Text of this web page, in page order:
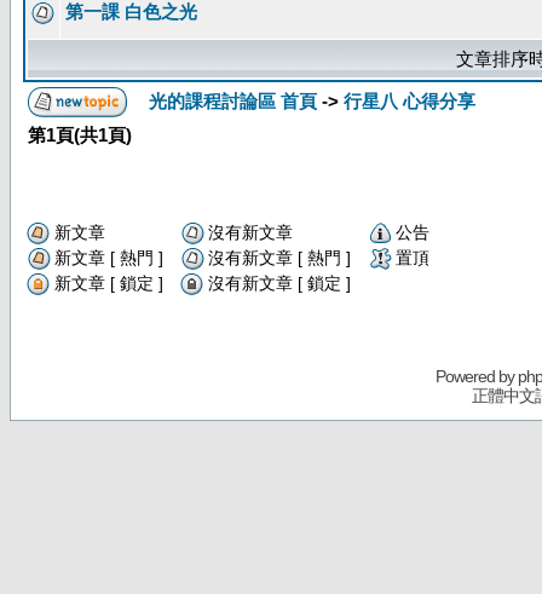
第一課 白色之光
文章排序
光的課程討論區 首頁 -> 行星八 心得分享
第1頁(共1頁)
新文章 沒有新文章
公告
新文章 [ 熱門 ]
沒有新文章 [ 熱門 ]
置頂
新文章 [ 鎖定 ]
沒有新文章 [ 鎖定 ]
Powered by
正體中文